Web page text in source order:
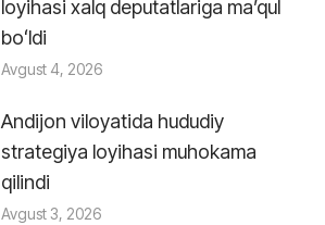
loyihasi xalq deputatlariga maʼqul
boʻldi
Avgust 4, 2026
Andijon viloyatida hududiy
strategiya loyihasi muhokama
qilindi
Avgust 3, 2026